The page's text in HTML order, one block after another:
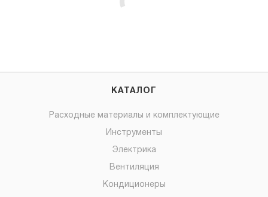
КАТАЛОГ
Расходные материалы и комплектующие
Инструменты
Электрика
Вентиляция
Кондиционеры